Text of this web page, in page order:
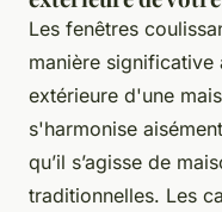
Les fenêtres
manière significative
extérieure d'une
s'harmonise
qu’il s’agisse de
traditionnelles. Les